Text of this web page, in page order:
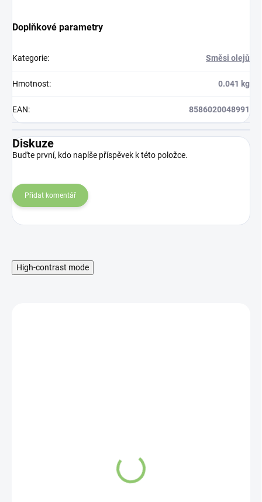
Doplňkové parametry
Kategorie: Směsi olejů
Hmotnost: 0.041 kg
EAN: 8586020048991
Diskuze
Buďte první, kdo napíše příspěvek k této položce.
Přidat komentář
High-contrast mode
electrolytes 1 x 4,7g